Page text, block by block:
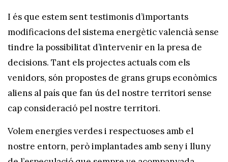
I és que estem sent testimonis d’importants
modificacions del sistema energètic valencià sense
tindre la possibilitat d’intervenir en la presa de
decisions. Tant els projectes actuals com els
venidors, són propostes de grans grups econòmics
aliens al país que fan ús del nostre territori sense
cap consideració pel nostre territori.
Volem energies verdes i respectuoses amb el
nostre entorn, però implantades amb seny i lluny